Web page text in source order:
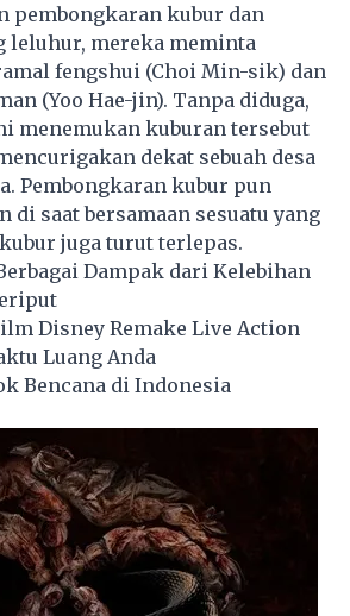
pembongkaran kubur dan
leluhur, mereka meminta
fengshui (Choi Min-sik) dan
(Yoo Hae-jin). Tanpa diduga,
menemukan kuburan tersebut
dekat sebuah desa
Pembongkaran kubur pun
di saat bersamaan sesuatu yang
juga turut terlepas.
Dampak dari Kelebihan
Disney Remake Live Action
Luang Anda
Bencana di Indonesia